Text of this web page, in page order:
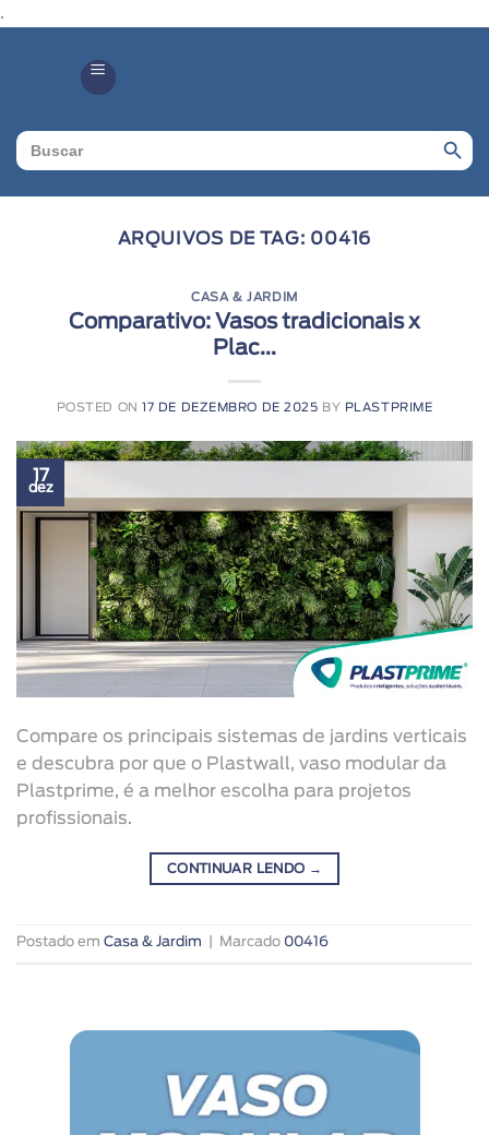
.
Search
for:
Search
ARQUIVOS DE TAG: 00416
CASA & JARDIM
Comparativo: Vasos tradicionais x
Plac...
POSTED ON17 DE DEZEMBRO DE 2025 BY PLASTPRIME
17
dez
Compare os principais sistemas de jardins verticais
e descubra por que o Plastwall, vaso modular da
Plastprime, é a melhor escolha para projetos
profissionais.
CONTINUAR LENDO →
Postado em Casa & Jardim Marcado 00416